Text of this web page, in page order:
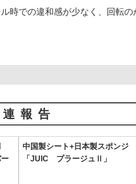
時での違和感が少なく、回転
連報告
中国製シート+日本製スポンジ
「JUIC プラージュⅡ」